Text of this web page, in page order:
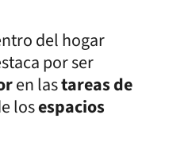
del hogar
por ser
en lastareas de
losespacios